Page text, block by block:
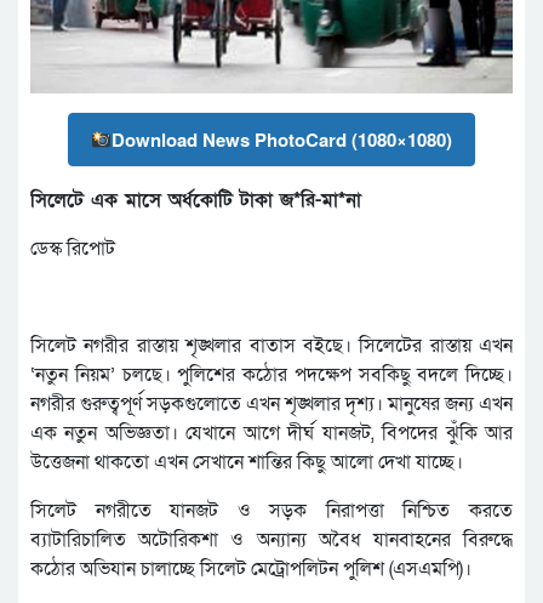
Download News PhotoCard (1080×1080)
সিলেটে এক মাসে অর্ধকোটি টাকা জ*রি-মা*না
ডেস্ক রিপোট
সিলেট নগরীর রাস্তায় শৃঙ্খলার বাতাস বইছে। সিলেটের রাস্তায় এখন
‘নতুন নিয়ম’ চলছে। পুলিশের কঠোর পদক্ষেপ সবকিছু বদলে দিচ্ছে।
নগরীর গুরুত্বপূর্ণ সড়কগুলোতে এখন শৃঙ্খলার দৃশ্য। মানুষের জন্য এখন
এক নতুন অভিজ্ঞতা। যেখানে আগে দীর্ঘ যানজট, বিপদের ঝুঁকি আর
উত্তেজনা থাকতো এখন সেখানে শান্তির কিছু আলো দেখা যাচ্ছে।
সিলেট নগরীতে যানজট ও সড়ক নিরাপত্তা নিশ্চিত করতে
ব্যাটারিচালিত অটোরিকশা ও অন্যান্য অবৈধ যানবাহনের বিরুদ্ধে
কঠোর অভিযান চালাচ্ছে সিলেট মেট্রোপলিটন পুলিশ (এসএমপি)।